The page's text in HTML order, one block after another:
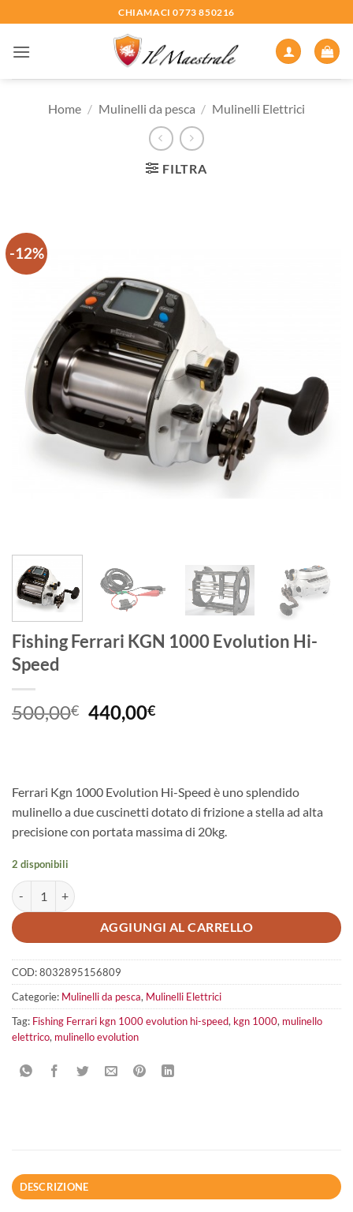
ai
contenuti
CHIAMACI 0773 850216
Home / Mulinelli da pesca / Mulinelli Elettrici
FILTRA
-12%
Fishing Ferrari KGN 1000 Evolution Hi-
Speed
500,00€ Il
prezzo
500,00€.
440,00€Il
440,00€.
Ferrari Kgn 1000 Evolution Hi-Speed è uno splendido
mulinello a due cuscinetti dotato di frizione a stella ad alta
precisione con portata massima di 20kg.
2 disponibili
Fishing Ferrari KGN 1000 Evolution Hi-Speed quantità
AGGIUNGI AL CARRELLO
COD:8032895156809
Categorie: Mulinelli da pesca, Mulinelli Elettrici
Tag: Fishing Ferrari kgn 1000 evolution hi-speed, kgn 1000, mulinello
elettrico, mulinello evolution
DESCRIZIONE